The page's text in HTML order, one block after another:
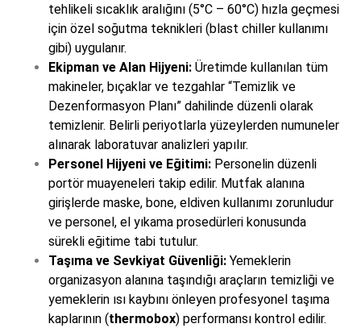
tehlikeli sıcaklık aralığını (5°C – 60°C) hızla geçmesi
için özel soğutma teknikleri (blast chiller kullanımı
gibi) uygulanır.
Ekipman ve Alan Hijyeni: Üretimde kullanılan tüm
makineler, bıçaklar ve tezgahlar “Temizlik ve
Dezenformasyon Planı” dahilinde düzenli olarak
temizlenir. Belirli periyotlarla yüzeylerden numuneler
alınarak laboratuvar analizleri yapılır.
Personel Hijyeni ve Eğitimi: Personelin düzenli
portör muayeneleri takip edilir. Mutfak alanına
girişlerde maske, bone, eldiven kullanımı zorunludur
ve personel, el yıkama prosedürleri konusunda
sürekli eğitime tabi tutulur.
Taşıma ve Sevkiyat Güvenliği: Yemeklerin
organizasyon alanına taşındığı araçların temizliği ve
yemeklerin ısı kaybını önleyen profesyonel taşıma
kaplarının (thermobox) performansı kontrol edilir.